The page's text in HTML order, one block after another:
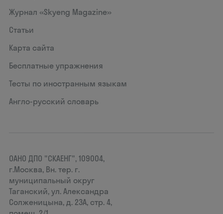
Журнал «Skyeng Magazine»
Статьи
Карта сайта
Бесплатные упражнения
Тесты по иностранным языкам
Англо-русский словарь
ОАНО ДПО "СКАЕНГ", 109004,
г.Москва, Вн. тер. г.
муниципальный округ
Таганский, ул. Александра
Солженицына, д. 23А, стр. 4,